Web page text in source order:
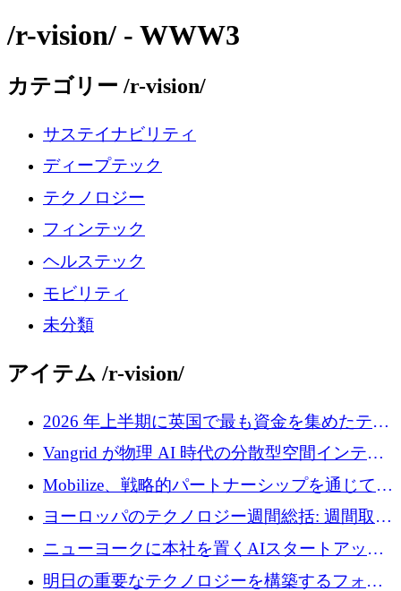
/r-vision/ - WWW3
カテゴリー /r-vision/
サステイナビリティ
ディープテック
テクノロジー
フィンテック
ヘルステック
モビリティ
未分類
アイテム /r-vision/
2026 年上半期に英国で最も資金を集めたテク
ノロジー企業
Vangrid が物理 AI 時代の分散型空間インテリ
ジェンス ネットワークを構築するために 900
万ドルのシードを調達
Mobilize、戦略的パートナーシップを通じて通
信ソフトウェア会社を拡大するための投資部
ヨーロッパのテクノロジー週間総括: 週間取引
額 8 億 7,800 万ユーロと 2026 年上半期の主要
ニューヨークに本社を置くAIスタートアップ
Modal Labsがロンドンオフィスを開設
明日の重要なテクノロジーを構築するフォト